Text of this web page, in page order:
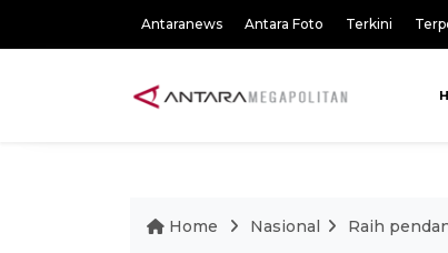
Antaranews Antara Foto Terkini
Home Nasional Raih